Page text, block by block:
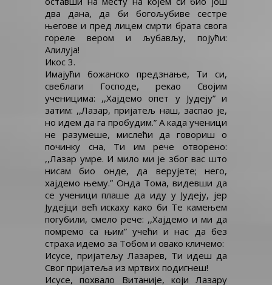
два дана, да би богољубиве сестре
његове и пред лицем смрти брата свога
гореле вером и љубављу, појући:
Алилуја!
Икос 3.
Имајући божанско предзнање, Ти си,
свеблаги Господе, рекао Својим
ученицима: ,,Хајдемо опет у Јудеју” и
затим: ,,Лазар, пријатељ наш, заспао је,
но идем да га пробудим.” А када ученици
не разумеше, мислећи да говориш о
починку сна, Ти им рече отворено:
,,Лазар умре. И мило ми је због вас што
нисам био онде, да верујете; него,
хајдемо њему.” Онда Тома, видевши да
се ученици плаше да иду у Јудеју, јер
Јудејци већ искаху како би Те камењем
погубили, смело рече: ,,Хајдемо и ми да
помремо са њим” учећи и нас да без
страха идемо за Тобом и овако кличемо:
Исусе, пријатељу Лазарев, Ти идеш да
Свог пријатеља из мртвих подигнеш!
Исусе, похвало Витаније, који Лазару